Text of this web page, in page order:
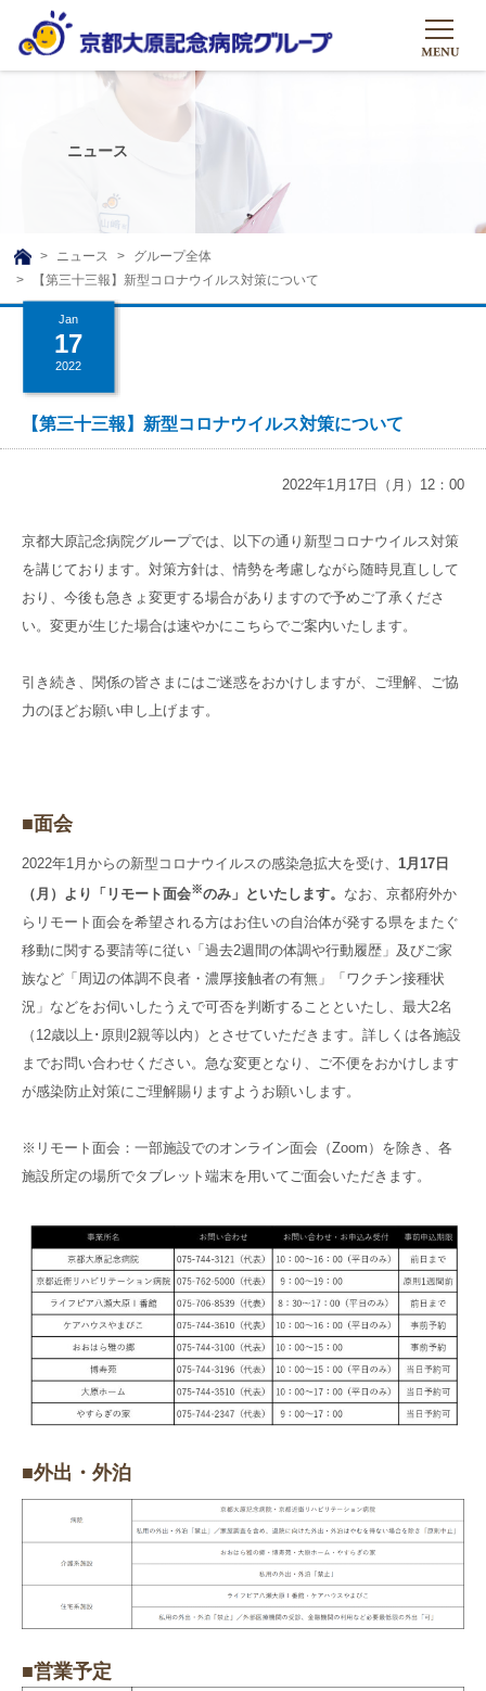
グループについて
グループについて
理事長挨拶
沿革ストーリー
基本的マインド
社会貢献活動
グループの取り組み
リハビリテーション
訪問サービス
高齢者介護施設
食へのこだわり
大原のこと
メディア
ニュース
広報誌
メディア掲載一覧
自宅で使える動画集
シャトルバス
友達追加
京都近衛 リハ病院
リクルート
ニュース
TOP
ニュース
グループ全体
【第三十三報】新型コロナウイルス対策について
Jan
17
2022
【第三十三報】新型コロナウイルス対策について
2022年1月17日（月）12：00
京都大原記念病院グループでは、以下の通り新型コロナウイルス対策
を講じております。対策方針は、情勢を考慮しながら随時見直しして
おり、今後も急きょ変更する場合がありますので予めご了承くださ
い。変更が生じた場合は速やかにこちらでご案内いたします。
引き続き、関係の皆さまにはご迷惑をおかけしますが、ご理解、ご協
力のほどお願い申し上げます。
■面会
2022年1月からの新型コロナウイルスの感染急拡大を受け、 1月17日
（月）より「リモート面会※のみ」といたします。 なお、京都府外か
らリモート面会を希望される方はお住いの自治体が発する県をまたぐ
移動に関する要請等に従い「過去2週間の体調や行動履歴」及びご家
族など「周辺の体調不良者・濃厚接触者の有無」「ワクチン接種状
況」などをお伺いしたうえで可否を判断することといたし、最大2名
（12歳以上･原則2親等以内）とさせていただきます。詳しくは各施設
までお問い合わせください。急な変更となり、ご不便をおかけします
が感染防止対策にご理解賜りますようお願いします。
※リモート面会：一部施設でのオンライン面会（Zoom）を除き、各
施設所定の場所でタブレット端末を用いてご面会いただきます。
■外出・外泊
■営業予定